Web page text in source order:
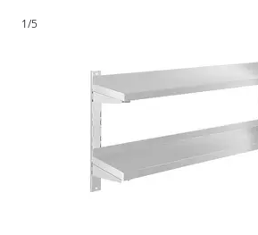
1/5